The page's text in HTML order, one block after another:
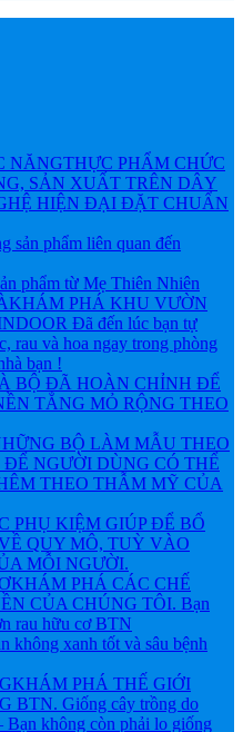
NĂNGTHỰC PHẨM CHỨC
SẢN XUẤT TRÊN DÂY
HIỆN ĐẠI ĐẶT CHUẨN
sản phẩm liên quan đến
phẩm từ Mẹ Thiên Nhiên
KHÁM PHÁ KHU VƯỜN
Đã đến lúc bạn tự
rau và hoa ngay trong phòng
bạn !
BỘ ĐÃ HOÀN CHỈNH ĐỂ
TẲNG MỎ RỘNG THEO
BỘ LÀM MẪU THEO
NGƯỜI DÙNG CÓ THỂ
THEO THẪM MỸ CỦA
PHỤ KIỆM GIÚP ĐỂ BỔ
QUY MÔ, TUỲ VÀO
MỖI NGƯỜI.
KHÁM PHÁ CÁC CHẾ
CỦA CHÚNG TÔI. Bạn
rau hữu cơ BTN
không xanh tốt và sâu bệnh
KHÁM PHÁ THẾ GIỚI
BTN. Giống cây trồng do
không còn phải lo giống